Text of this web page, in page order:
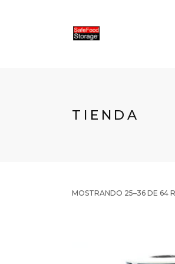
TIENDA
MOSTRANDO 25–36 DE 64